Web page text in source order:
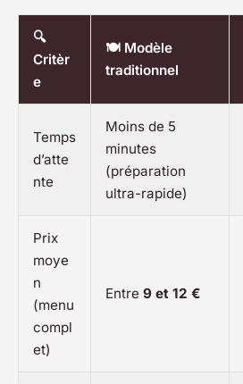
🔍
Critèr
e
🍽️ Modèle
traditionnel
Temps
d’atte
nte
Moins de 5
minutes
(préparation
ultra-rapide)
Prix
moye
n
(menu
compl
et)
Entre 9 et 12 €